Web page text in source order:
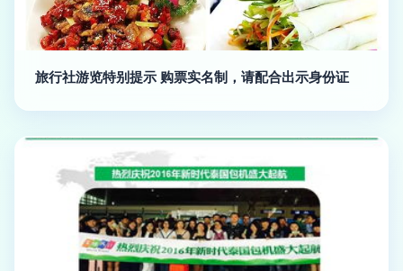
旅行社游览特别提示 购票实名制，请配合出示身份证